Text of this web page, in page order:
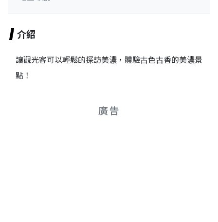
介紹
讓觀光客可以輕鬆的探訪美濃，體驗古色古香的美濃景
點！
廣告